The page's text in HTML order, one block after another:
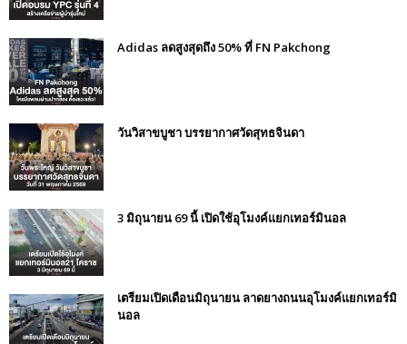
Adidas ลดสูงสุดถึง 50% ที่ FN Pakchong
วันวิสาขบูชา บรรยากาศวัดสุทธจินดา
3 มิถุนายน 69 นี้ เปิดใช้อุโมงค์แยกเทอร์มินอล
เตรียมเปิดเดือนมิถุนายน ลาดยางถนนอุโมงค์แยกเทอร์มิ
นอล